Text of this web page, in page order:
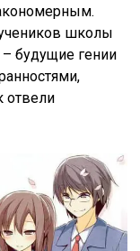
школы
– будущие гении
отвели